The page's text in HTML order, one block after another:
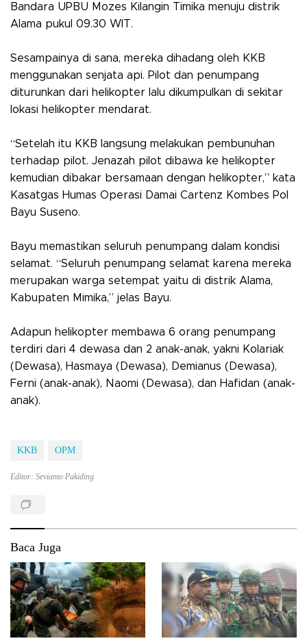
Bandara UPBU Mozes Kilangin Timika menuju distrik
Alama pukul 09.30 WIT.
Sesampainya di sana, mereka dihadang oleh KKB
menggunakan senjata api. Pilot dan penumpang
diturunkan dari helikopter lalu dikumpulkan di sekitar
lokasi helikopter mendarat.
“Setelah itu KKB langsung melakukan pembunuhan
terhadap pilot. Jenazah pilot dibawa ke helikopter
kemudian dibakar bersamaan dengan helikopter,” kata
Kasatgas Humas Operasi Damai Cartenz Kombes Pol
Bayu Suseno.
Bayu memastikan seluruh penumpang dalam kondisi
selamat. “Seluruh penumpang selamat karena mereka
merupakan warga setempat yaitu di distrik Alama,
Kabupaten Mimika,” jelas Bayu.
Adapun helikopter membawa 6 orang penumpang
terdiri dari 4 dewasa dan 2 anak-anak, yakni Kolariak
(Dewasa), Hasmaya (Dewasa), Demianus (Dewasa),
Ferni (anak-anak), Naomi (Dewasa), dan Hafidan (anak-
anak).
KKB OPM
Editor: Sevianto Pakiding
Baca Juga